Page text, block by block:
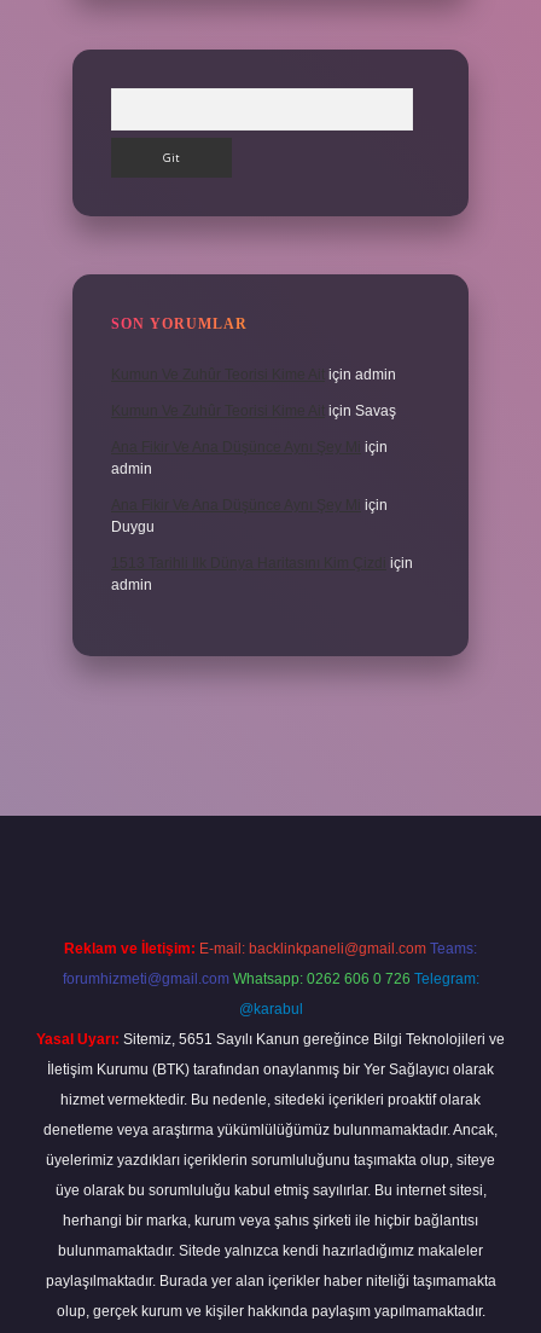
SON YORUMLAR
için admin
için Savaş
için
admin
için
Duygu
için
admin
Reklam ve İletişim: E-mail: backlinkpaneli@gmail.com Teams:
forumhizmeti@gmail.com Whatsapp: 0262 606 0 726 Telegram:
@karabul
Yasal Uyarı: Sitemiz, 5651 Sayılı Kanun gereğince Bilgi Teknolojileri ve
İletişim Kurumu (BTK) tarafından onaylanmış bir Yer Sağlayıcı olarak
hizmet vermektedir. Bu nedenle, sitedeki içerikleri proaktif olarak
denetleme veya araştırma yükümlülüğümüz bulunmamaktadır. Ancak,
üyelerimiz yazdıkları içeriklerin sorumluluğunu taşımakta olup, siteye
üye olarak bu sorumluluğu kabul etmiş sayılırlar. Bu internet sitesi,
herhangi bir marka, kurum veya şahıs şirketi ile hiçbir bağlantısı
bulunmamaktadır. Sitede yalnızca kendi hazırladığımız makaleler
paylaşılmaktadır. Burada yer alan içerikler haber niteliği taşımamakta
olup, gerçek kurum ve kişiler hakkında paylaşım yapılmamaktadır.